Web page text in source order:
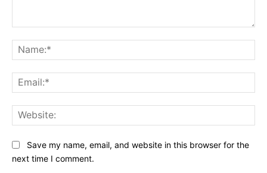
Save my name, email, and website in this browser for the
next time I comment.